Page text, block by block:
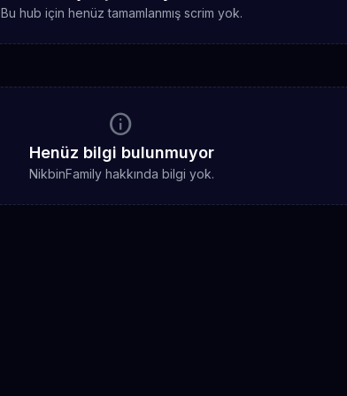
Bu hub için henüz tamamlanmış scrim yok.
info
Henüz bilgi bulunmuyor
NikbinFamily hakkında bilgi yok.